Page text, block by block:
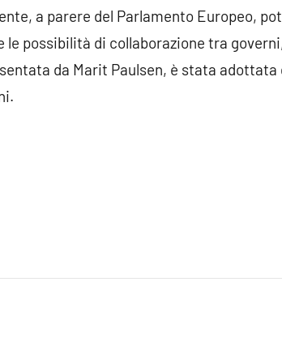
a parere del Parlamento Europeo,
possibilità di collaborazione tra
da Marit Paulsen, è stata adottata